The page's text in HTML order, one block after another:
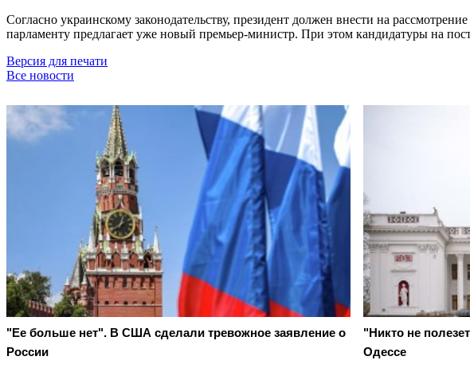
Согласно украинскому законодательству, президент должен внести на
парламенту предлагает уже новый премьер-министр. При этом кандидатуры на
Версия для печати
Все новости
"Ее больше нет". В США сделали тревожное заявление о
России
"Никто не
Одессе